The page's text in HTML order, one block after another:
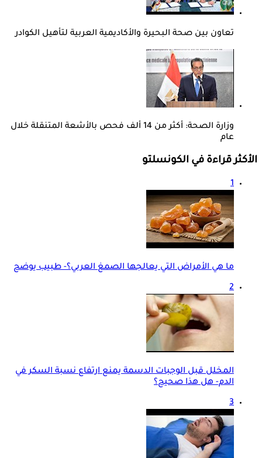
تعاون بين صحة البحيرة والأكاديمية العربية لتأهيل الكوادر
وزارة الصحة: أكثر من 14 ألف فحص بالأشعة المتنقلة خلال
عام
الأكثر قراءة في الكونسلتو
1
ما هي الأمراض التي يعالجها الصمغ العربي؟- طبيب يوضح
2
المخلل قبل الوجبات الدسمة يمنع ارتفاع نسبة السكر في
الدم- هل هذا صحيح؟
3